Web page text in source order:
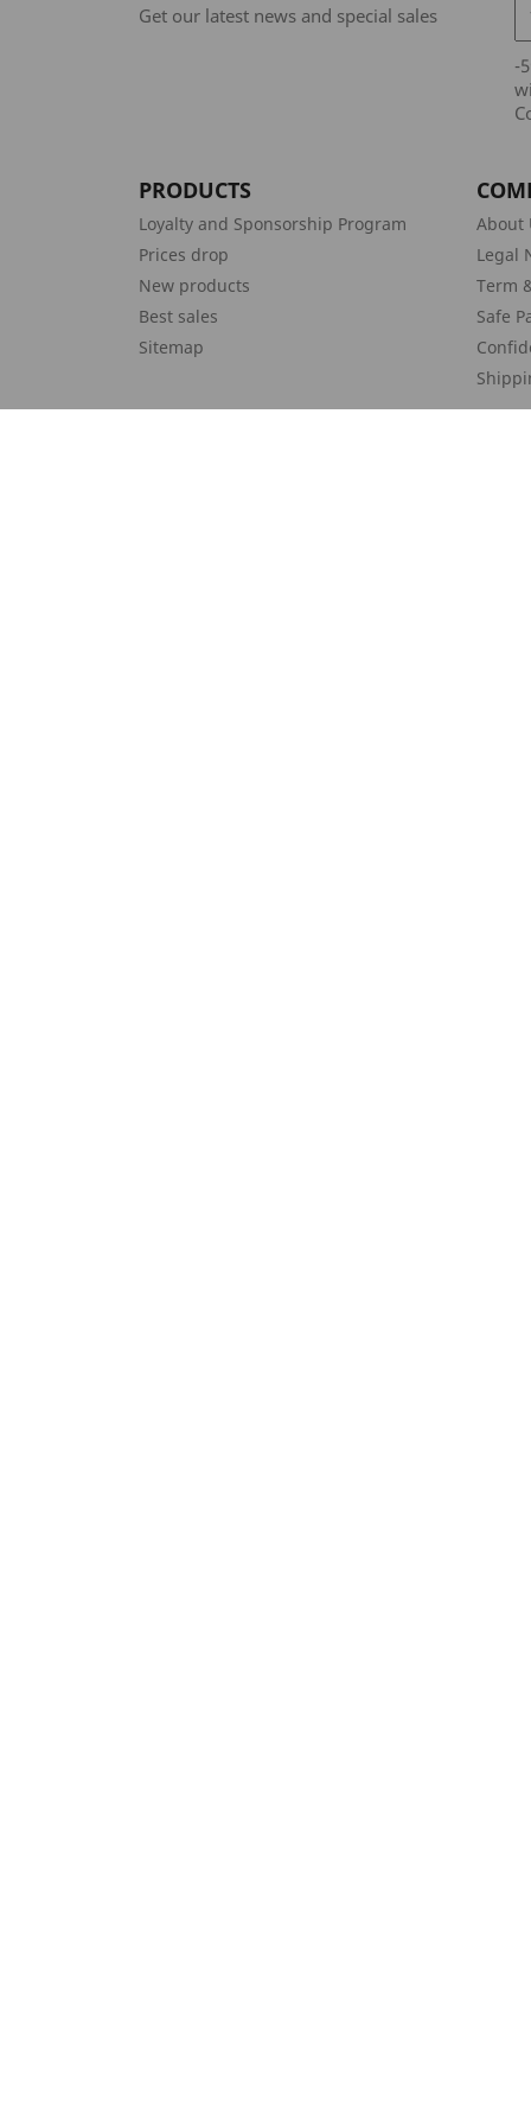
Get our latest news and special sales
-
PRODUCTS
Loyalty and Sponsorship Program
Prices drop
New products
Best sales
Sitemap
About
Legal
Term
Safe